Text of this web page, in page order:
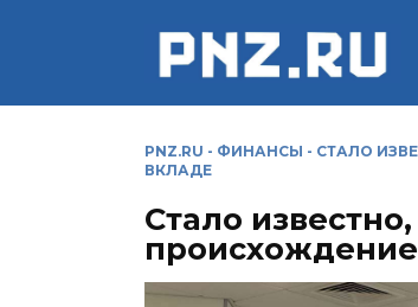
PNZ.RU - ФИНАНСЫ - СТАЛО
ВКЛАДЕ
Стало